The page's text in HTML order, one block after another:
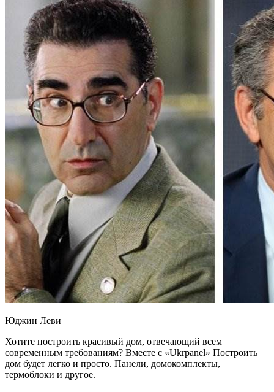
Юджин Леви
Хотите построить красивый дом, отвечающий всем
современным требованиям? Вместе с «Ukrpanel» Построить
дом будет легко и просто. Панели, домокомплекты,
термоблоки и другое.